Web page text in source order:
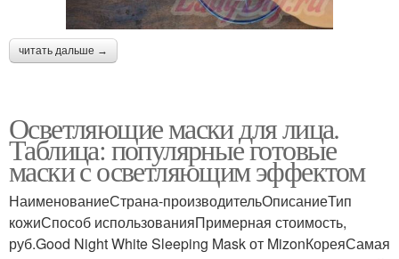
читать дальше →
Осветляющие маски для лица.
Таблица: популярные готовые
маски с осветляющим эффектом
НаименованиеСтрана-производительОписаниеТип
кожиСпособ использованияПримерная стоимость,
руб.Good Night White Sleeping Mask от MizonКореяСамая